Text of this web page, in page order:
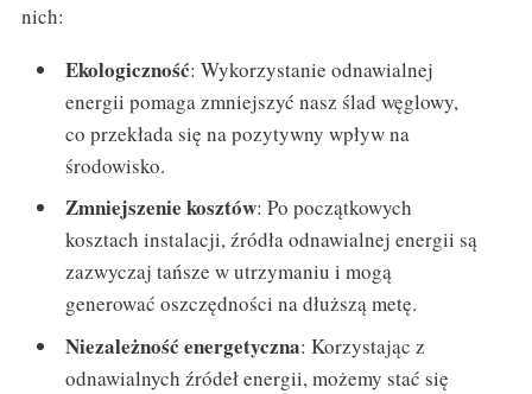
nich:
Ekologiczność: Wykorzystanie odnawialnej
energii pomaga zmniejszyć nasz ślad węglowy,
co przekłada się na pozytywny wpływ na
środowisko.
Zmniejszenie kosztów: Po początkowych
kosztach instalacji, źródła odnawialnej energii są
zazwyczaj tańsze w utrzymaniu i mogą
generować oszczędności na dłuższą metę.
Niezależność energetyczna: Korzystając z
odnawialnych źródeł energii, możemy stać się